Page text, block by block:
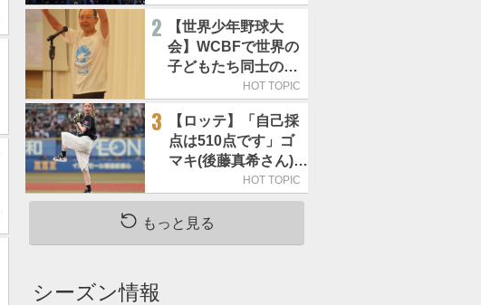
2
【世界少年野球大
会】WCBFで世界の
子どもたち同士の
「友情の輪」が広が
HOT TOPIC
3
【ロッテ】「自己採
点は510点です」ゴ
マキ(後藤真希さん)が
セレモニアルピッチ
HOT TOPIC
もっと見る
シーズン情報